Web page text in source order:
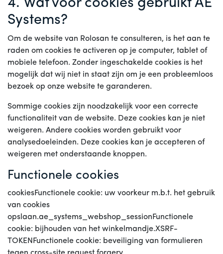
4. Wat voor cookies gebruikt AE
Systems?
Om de website van Rolosan te consulteren, is het aan te
raden om cookies te activeren op je computer, tablet of
mobiele telefoon. Zonder ingeschakelde cookies is het
mogelijk dat wij niet in staat zijn om je een probleemloos
bezoek op onze website te garanderen.
Sommige cookies zijn noodzakelijk voor een correcte
functionaliteit van de website. Deze cookies kan je niet
weigeren. Andere cookies worden gebruikt voor
analysedoeleinden. Deze cookies kan je accepteren of
weigeren met onderstaande knoppen.
Functionele cookies
cookiesFunctionele cookie: uw voorkeur m.b.t. het gebruik
van cookies
opslaan.ae_systems_webshop_sessionFunctionele
cookie: bijhouden van het winkelmandje.XSRF-
TOKENFunctionele cookie: beveiliging van formulieren